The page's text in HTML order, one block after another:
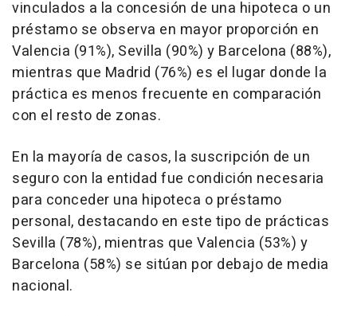
vinculados a la concesión de una hipoteca o un
préstamo se observa en mayor proporción en
Valencia (91%), Sevilla (90%) y Barcelona (88%),
mientras que Madrid (76%) es el lugar donde la
práctica es menos frecuente en comparación
con el resto de zonas.
En la mayoría de casos, la suscripción de un
seguro con la entidad fue condición necesaria
para conceder una hipoteca o préstamo
personal, destacando en este tipo de prácticas
Sevilla (78%), mientras que Valencia (53%) y
Barcelona (58%) se sitúan por debajo de media
nacional.